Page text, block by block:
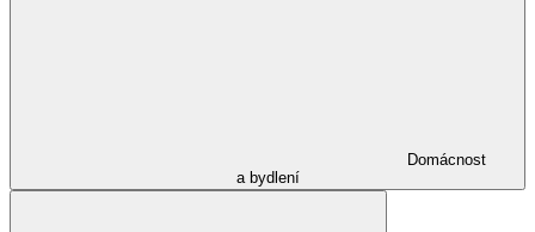
Domácnost
a bydlení